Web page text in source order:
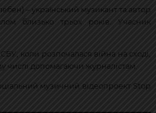
– український музикант та автор
близько трьох років. Учасник
коли розпочалася війна на сході,
числі допомагаючи журналістам.
музичний відеопроект Stop